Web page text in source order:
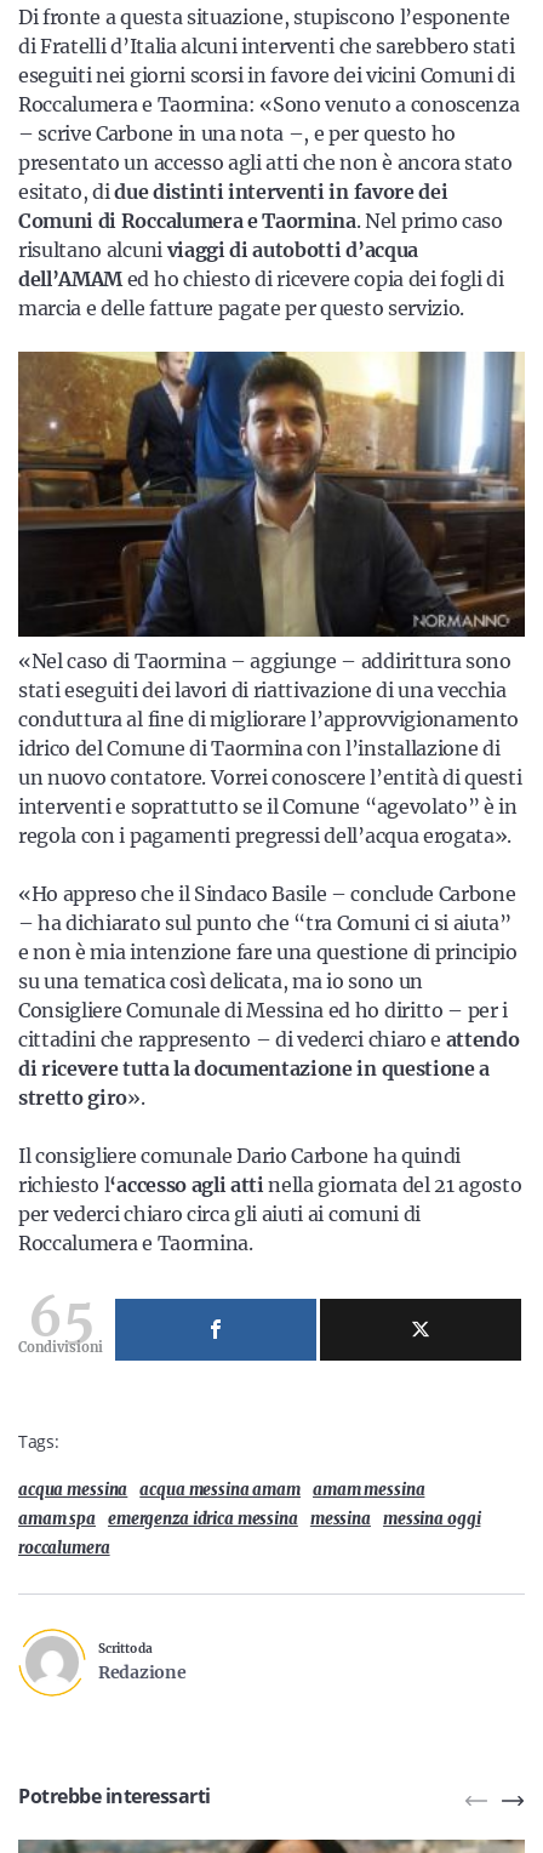
Di fronte a questa situazione, stupiscono l’esponente
di Fratelli d’Italia alcuni interventi che sarebbero stati
eseguiti nei giorni scorsi in favore dei vicini Comuni di
Roccalumera e Taormina: «Sono venuto a conoscenza
– scrive Carbone in una nota –, e per questo ho
presentato un accesso agli atti che non è ancora stato
esitato, didue distinti interventi in favore dei
Comuni di Roccalumera e Taormina. Nel primo caso
risultano alcuni viaggi di autobotti d’acqua
dell’AMAMed ho chiesto di ricevere copia dei fogli di
marcia e delle fatture pagate per questo servizio.
«Nel caso di Taormina – aggiunge – addirittura sono
stati eseguiti dei lavori di riattivazione di una vecchia
conduttura al fine di migliorare l’approvvigionamento
idrico del Comune di Taormina con l’installazione di
un nuovo contatore. Vorrei conoscere l’entità di questi
interventi e soprattutto se il Comune “agevolato” è in
regola con i pagamenti pregressi dell’acqua erogata».
«Ho appreso che il Sindaco Basile – conclude Carbone
– ha dichiarato sul punto che “tra Comuni ci si aiuta”
e non è mia intenzione fare una questione di principio
su una tematica così delicata, ma io sono un
Consigliere Comunale di Messina ed ho diritto – per i
cittadini che rappresento – di vederci chiaro e attendo
di ricevere tutta la documentazione in questione a
stretto giro».
Il consigliere comunale Dario Carbone ha quindi
richiesto l‘accesso agli attinella giornata del 21 agosto
per vederci chiaro circa gli aiuti ai comuni di
Roccalumera e Taormina.
65
Condivisioni
Tags:
acqua messina acqua messina amam amam messina
amam spa emergenza idrica messina messina messina oggi
roccalumera
Scritto da
Redazione
Potrebbe interessarti